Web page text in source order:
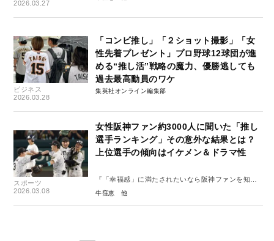
2026.03.27
ビジネス
2026.03.28
「コンビ推し」「２ショット撮影」「女
性先着プレゼント」プロ野球12球団が進
める“推し活”戦略の魔力、優勝逃しても
過去最高動員のワケ
集英社オンライン編集部
スポーツ
2026.03.08
女性阪神ファン約3000人に聞いた「推し
選手ランキング」その意外な結果とは？
上位選手の傾向はイケメン＆ドラマ性
『「幸福感」に満たされたいなら阪神ファンを知り
ましょう』刊行インタビュー#3
牛窪恵